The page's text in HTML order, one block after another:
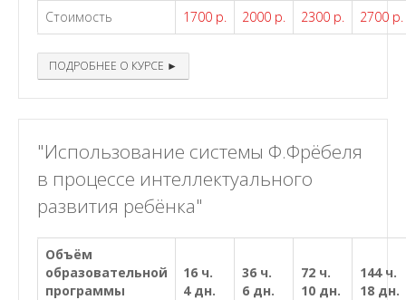
Стоимость
1700 р. 2000 р. 2300 р. 2700 р.
ПОДРОБНЕЕ О КУРСЕ ►
"Использование системы Ф.Фрёбеля
в процессе интеллектуального
развития ребёнка"
Объём
образовательной
программы
16 ч.
4 дн.
36 ч.
6 дн.
72 ч.
10 дн.
144 ч.
18 дн.